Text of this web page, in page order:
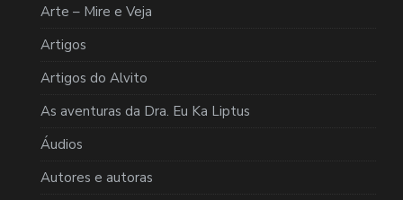
Arte – Mire e Veja
Artigos
Artigos do Alvito
As aventuras da Dra. Eu Ka Liptus
Áudios
Autores e autoras